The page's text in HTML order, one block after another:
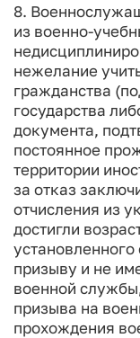
8.
из военно-
нежелание
гражданства
государства
документа,
постоянное
территории
за отказ
отчисления из
достигли
призыву и не
военной
призыва на
прохождения